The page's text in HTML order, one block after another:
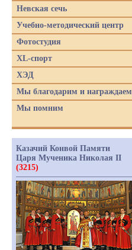
Невская сечь
Учебно-методический центр
Фотостудия
XL-спорт
ХЭД
Мы благодарим и награждаем
Мы помним
Казачий Конвой Памяти
Царя Мученика Николая II
(3215)